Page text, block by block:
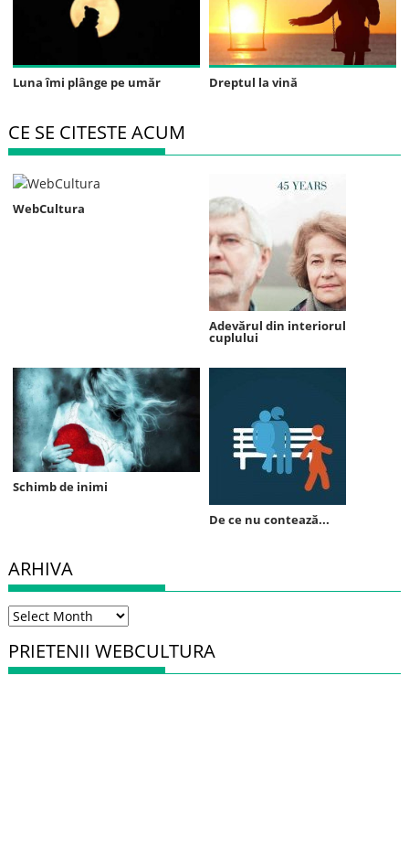
Luna îmi plânge pe umăr Dreptul la vină
CE SE CITESTE ACUM
WebCultura
Adevărul din interiorul
cuplului
Schimb de inimi
De ce nu contează...
ARHIVA
Arhiva
PRIETENII WEBCULTURA